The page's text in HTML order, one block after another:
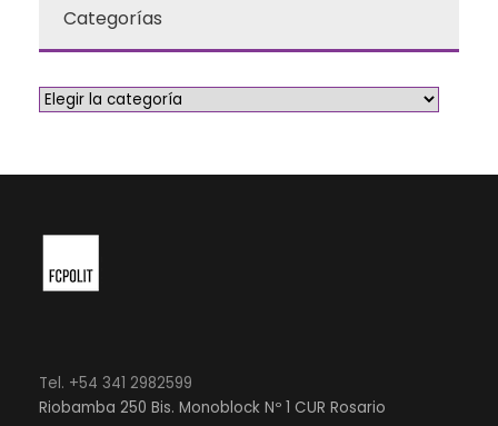
Categorías
Tel. +54 341 2982599
Riobamba 250 Bis. Monoblock Nº 1 CUR Rosario